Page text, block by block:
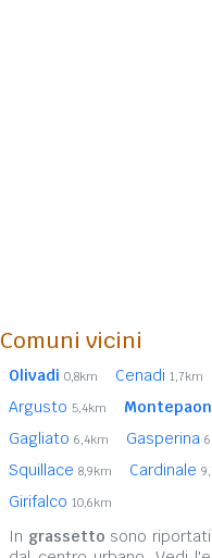
Comuni vicini
Olivadi 0,8km Cenadi 1,7km
Argusto 5,4km
Gagliato 6,4km Gasperina
Squillace 8,9km Cardinale
Girifalco 10,6km
In grassetto sono